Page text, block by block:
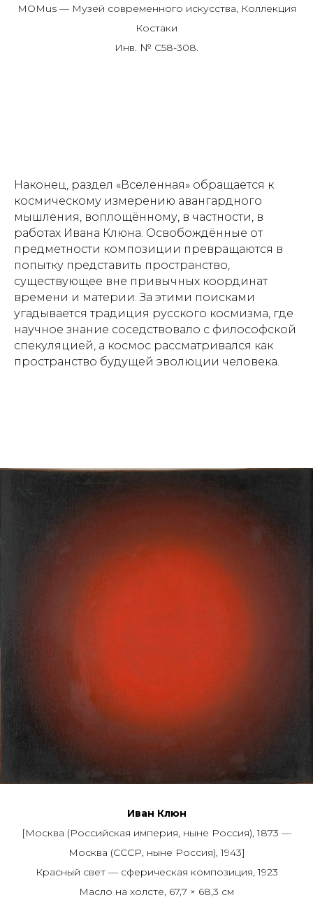
MOMus — Музей современного искусства, Коллекция
Костаки
Инв. № C58-308.
Наконец, раздел «Вселенная» обращается к
космическому измерению авангардного
мышления, воплощённому, в частности, в
работах Ивана Клюна. Освобождённые от
предметности композиции превращаются в
попытку представить пространство,
существующее вне привычных координат
времени и материи. За этими поисками
угадывается традиция русского космизма, где
научное знание соседствовало с философской
спекуляцией, а космос рассматривался как
пространство будущей эволюции человека.
Иван Клюн
[Москва (Российская империя, ныне Россия), 1873 —
Москва (СССР, ныне Россия), 1943]
Красный свет — сферическая композиция, 1923
Масло на холсте, 67,7 × 68,3 см